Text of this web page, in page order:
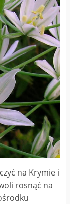
na Krymie i
rosnąć na